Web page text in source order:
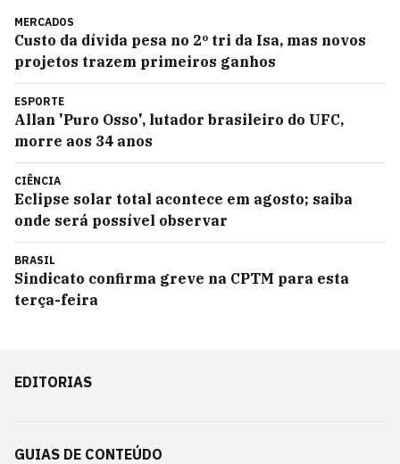
MERCADOS
Custo da dívida pesa no 2º tri da Isa, mas novos
projetos trazem primeiros ganhos
ESPORTE
Allan 'Puro Osso', lutador brasileiro do UFC,
morre aos 34 anos
CIÊNCIA
Eclipse solar total acontece em agosto; saiba
onde será possível observar
BRASIL
Sindicato confirma greve na CPTM para esta
terça-feira
EDITORIAS
GUIAS DE CONTEÚDO